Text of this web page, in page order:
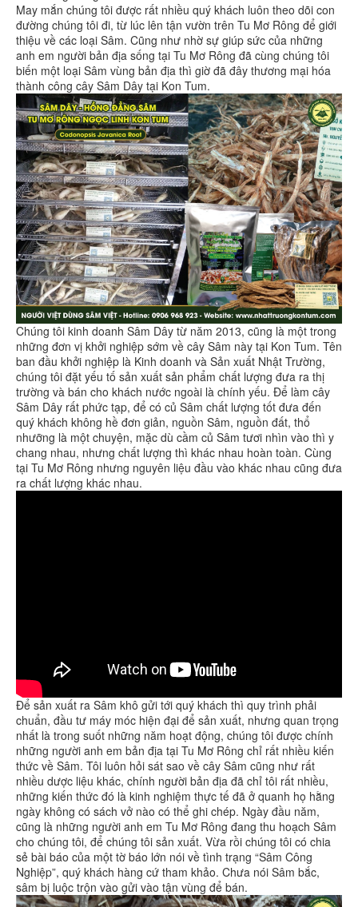
May mắn chúng tôi được rất nhiều quý khách luôn theo dõi con
đường chúng tôi đi, từ lúc lên tận vườn trên Tu Mơ Rông để giới
thiệu về các loại Sâm. Cũng như nhờ sự giúp sức của những
anh em người bản địa sống tại Tu Mơ Rông đã cùng chúng tôi
biến một loại Sâm vùng bản địa thì giờ đã đây thương mại hóa
thành công cây Sâm Dây tại Kon Tum.
Chúng tôi kinh doanh Sâm Dây từ năm 2013, cũng là một trong
những đơn vị khởi nghiệp sớm về cây Sâm này tại Kon Tum. Tên
ban đầu khởi nghiệp là Kinh doanh và Sản xuất Nhật Trường,
chúng tôi đặt yếu tố sản xuất sản phẩm chất lượng đưa ra thị
trường và bán cho khách nước ngoài là chính yếu. Để làm cây
Sâm Dây rất phức tạp, để có củ Sâm chất lượng tốt đưa đến
quý khách không hề đơn giản, nguồn Sâm, nguồn đất, thổ
nhưỡng là một chuyện, mặc dù cầm củ Sâm tươi nhìn vào thì y
chang nhau, nhưng chất lượng thì khác nhau hoàn toàn. Cùng
tại Tu Mơ Rông nhưng nguyên liệu đầu vào khác nhau cũng đưa
ra chất lượng khác nhau.
Để sản xuất ra Sâm khô gửi tới quý khách thì quy trình phải
chuẩn, đầu tư máy móc hiện đại để sản xuất, nhưng quan trọng
nhất là trong suốt những năm hoạt động, chúng tôi được chính
những người anh em bản địa tại Tu Mơ Rông chỉ rất nhiều kiến
thức về Sâm. Tôi luôn hỏi sát sao về cây Sâm cũng như rất
nhiều dược liệu khác, chính người bản địa đã chỉ tôi rất nhiều,
những kiến thức đó là kinh nghiệm thực tế đã ở quanh họ hằng
ngày không có sách vở nào có thể ghi chép. Ngày đầu năm,
cũng là những người anh em Tu Mơ Rông đang thu hoạch Sâm
cho chúng tôi, để chúng tôi sản xuất. Vừa rồi chúng tôi có chia
sẻ bài báo của một tờ báo lớn nói về tình trạng “Sâm Công
Nghiệp”, quý khách hàng cứ tham khảo. Chưa nói Sâm bắc,
sâm bị luộc trộn vào gửi vào tận vùng để bán.